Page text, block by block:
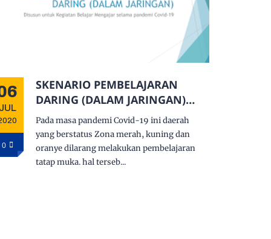
JUL
0
SKENARIO PEMBELAJARAN
DARING (DALAM JARINGAN)
SDN PANGARANGAN III KEC.
KOTA SUMENEP
Pada masa pandemi Covid-19 ini daerah
yang berstatus Zona merah, kuning dan
oranye dilarang melakukan pembelajaran
tatap muka. hal terseb...